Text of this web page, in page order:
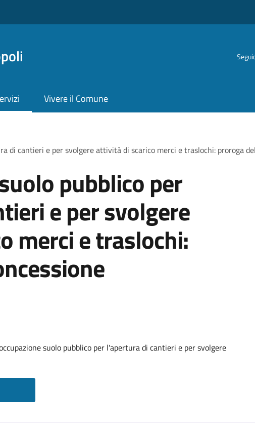
Vivere il Comune
di cantieri e per svolgere attività di scarico merci e traslochi: proroga
pubblico per
e per svolgere
merci e traslochi:
suolo pubblico per l'apertura di cantieri e per svolgere